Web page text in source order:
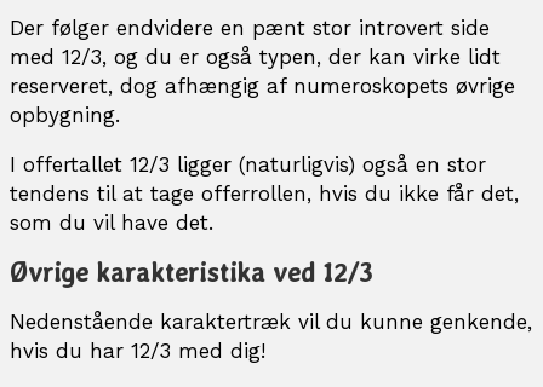
Der følger endvidere en pænt stor introvert side
med 12/3, og du er også typen, der kan virke lidt
reserveret, dog afhængig af numeroskopets øvrige
opbygning.
I offertallet 12/3 ligger (naturligvis) også en stor
tendens til at tage offerrollen, hvis du ikke får det,
som du vil have det.
Øvrige karakteristika ved 12/3
Nedenstående karaktertræk vil du kunne genkende,
hvis du har 12/3 med dig!